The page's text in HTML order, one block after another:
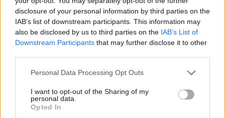
disclosure of your personal information by third parties on the
IAB’s list of downstream participants. This information may
also be disclosed by us to third parties on the IAB’s List of
Downstream Participants that may further disclose it to other
Please note that this website/app uses one or more Google
not limited to your visit or usage behaviour. You may click to
grant or deny consent to Google and its third-party tags to
use your data for below specified purposes in below Google
Personal Data Processing Opt Outs
I want to opt-out of the Sharing of my
personal data.
Opted In
στο σήμερα: Tο τρίτο
ευρωπαϊκό ραντεβού του
Παναθηναϊκού με την
ιστορία
ΗΛΙΑΣ ΠΑΠΑΪΩΑΝΝΟΥ
Αναγνώριση και σεβασμός